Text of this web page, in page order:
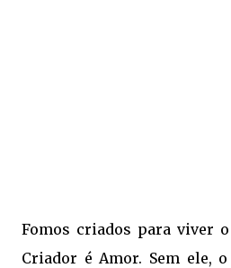
Fomos criados para viver
Criador é Amor. Sem ele,